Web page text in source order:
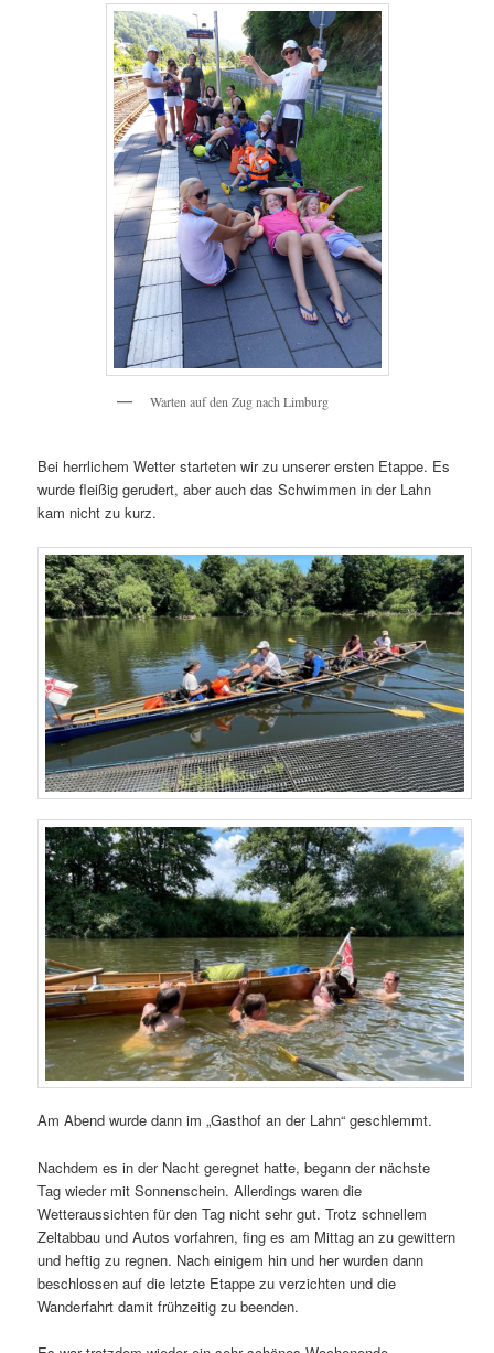
Warten auf den Zug nach Limburg
Bei herrlichem Wetter starteten wir zu unserer ersten Etappe. Es
wurde fleißig gerudert, aber auch das Schwimmen in der Lahn
kam nicht zu kurz.
Am Abend wurde dann im „Gasthof an der Lahn“ geschlemmt.
Nachdem es in der Nacht geregnet hatte, begann der nächste
Tag wieder mit Sonnenschein. Allerdings waren die
Wetteraussichten für den Tag nicht sehr gut. Trotz schnellem
Zeltabbau und Autos vorfahren, fing es am Mittag an zu gewittern
und heftig zu regnen. Nach einigem hin und her wurden dann
beschlossen auf die letzte Etappe zu verzichten und die
Wanderfahrt damit frühzeitig zu beenden.